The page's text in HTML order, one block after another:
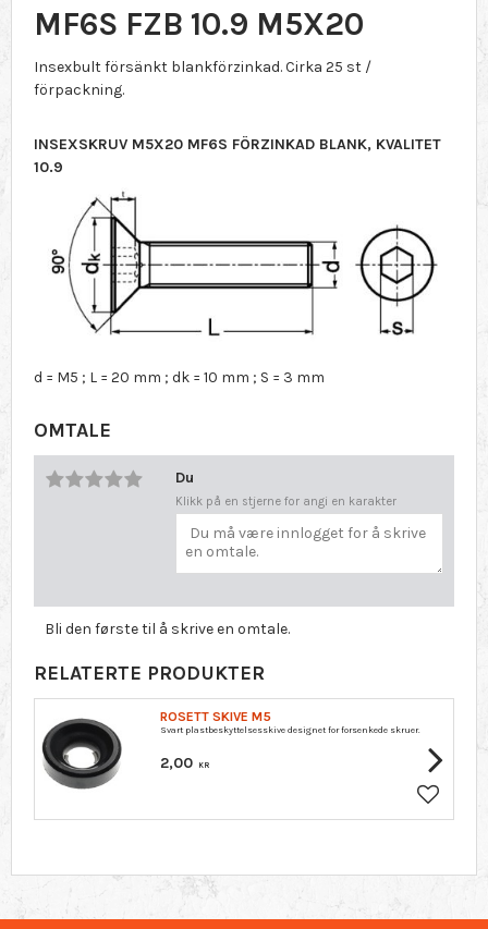
MF6S FZB 10.9 M5X20
Insexbult försänkt blankförzinkad. Cirka 25 st /
förpackning.
INSEXSKRUV M5X20 MF6S FÖRZINKAD BLANK, KVALITET
10.9
d = M5 ; L = 20 mm ; dk = 10 mm ; S = 3 mm
OMTALE
Du
Klikk på en stjerne for angi en karakter
Bli den første til å skrive en omtale.
RELATERTE PRODUKTER
ROSETT SKIVE M5
Svart plastbeskyttelsesskive designet for forsenkede skruer.
2,00 KR
Lagre